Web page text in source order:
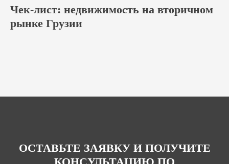
Чек-лист: недвижимость на вторичном
рынке Грузии
ОСТАВЬТЕ ЗАЯВКУ И ПОЛУЧИТЕ